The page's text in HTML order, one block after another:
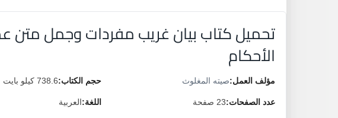
تحميل كتاب بيان غريب مفردات وجمل متن
الأحكام
مؤلف العمل:صيته المغلوث حجم الكتاب:738.6 كيلو بايت
عدد الصفحات:23 صفحة اللغة:العربية